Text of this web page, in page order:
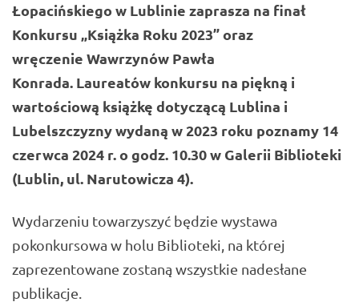
Łopacińskiego w Lublinie zaprasza na finał
Konkursu „Książka Roku 2023” oraz
wręczenie Wawrzynów Pawła
Konrada. Laureatów konkursu na piękną i
wartościową książkę dotyczącą Lublina i
Lubelszczyzny wydaną w 2023 roku poznamy 14
czerwca 2024 r. o godz. 10.30 w Galerii Biblioteki
(Lublin, ul. Narutowicza 4).
Wydarzeniu towarzyszyć będzie wystawa
pokonkursowa w holu Biblioteki, na której
zaprezentowane zostaną wszystkie nadesłane
publikacje.